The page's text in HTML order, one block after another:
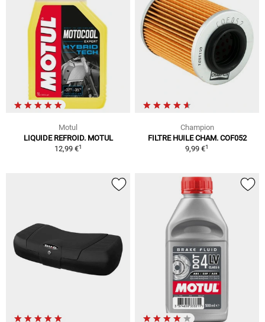
Motul
LIQUIDE REFROID. MOTUL
12,99 €1
Champion
FILTRE HUILE CHAM. COF052
9,99 €1